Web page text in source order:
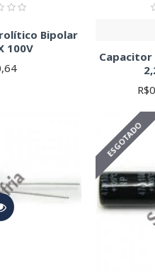
Bipolar
100V
ESGOTADO